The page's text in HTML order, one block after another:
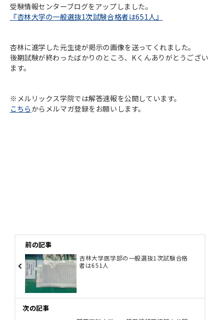
受験情報センターブログをアップしました。
『杏林大学の一般選抜1次試験合格者は651人』
杏林に進学した元生徒が掲示の画像を送ってくれました。
後期試験が終わったばかりのところ、Kくんありがとうござい
ます。
※メルリックス学院では解答速報を公開しています。
こちらからメルマガ登録をお願いします。
前の記事
杏林大学医学部の一般選抜1次試験合格
者は651人
次の記事